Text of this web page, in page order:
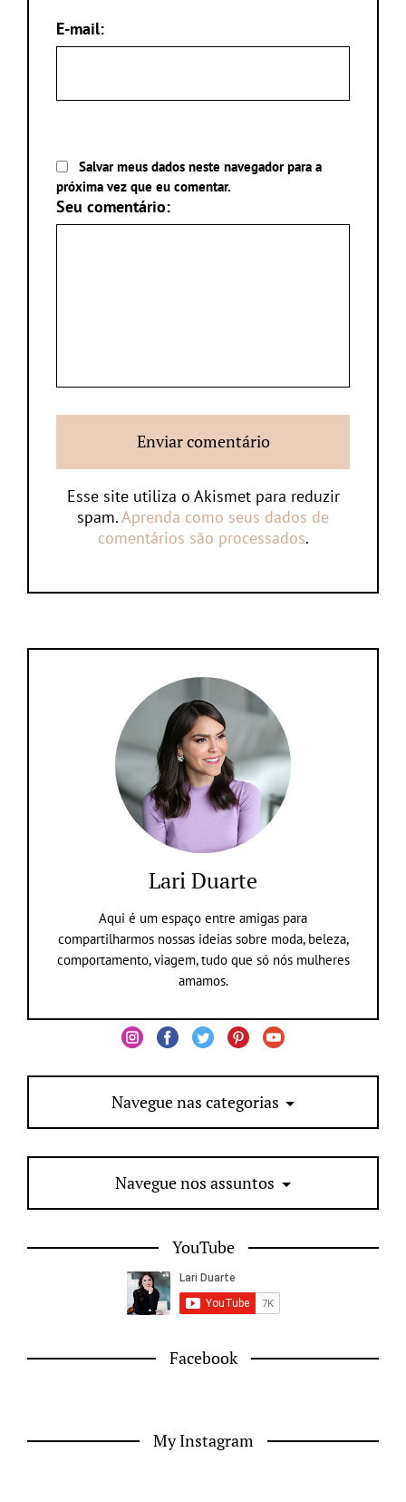
E-mail:
Salvar meus dados neste navegador para a
próxima vez que eu comentar.
Seu comentário:
Esse site utiliza o Akismet para reduzir
spam.Aprenda como seus dados de
comentários são processados.
Lari Duarte
Aqui é um espaço entre amigas para
compartilharmos nossas ideias sobre moda, beleza,
comportamento, viagem, tudo que só nós mulheres
amamos.
Navegue nas categorias
Navegue nos assuntos
YouTube
Facebook
My Instagram